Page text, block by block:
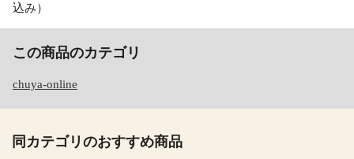
込み）
この商品のカテゴリ
chuya-online
同カテゴリのおすすめ商品